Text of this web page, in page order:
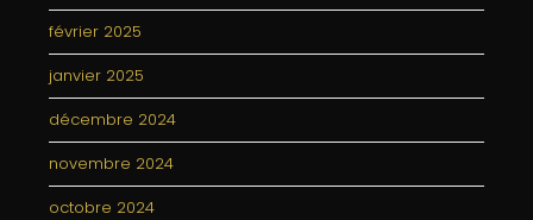
février 2025
janvier 2025
décembre 2024
novembre 2024
octobre 2024